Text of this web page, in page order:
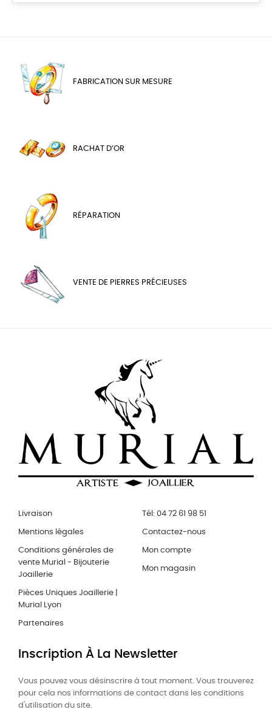
FABRICATION SUR MESURE
RACHAT D’OR
RÉPARATION
VENTE DE PIERRES PRÉCIEUSES
Livraison
Mentions légales
Conditions générales de
vente Murial - Bijouterie
Joaillerie
Pièces Uniques Joaillerie |
Murial Lyon
Partenaires
Tél: 04 72 61 98 51
Contactez-nous
Mon compte
Mon magasin
Inscription À La Newsletter
Vous pouvez vous désinscrire à tout moment. Vous trouverez
pour cela nos informations de contact dans les conditions
d'utilisation du site.